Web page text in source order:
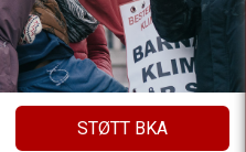
STØTT BKA